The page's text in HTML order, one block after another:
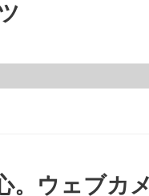
。ウェブカ